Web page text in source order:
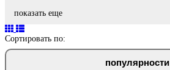
показать еще
Сортировать по:
популярности